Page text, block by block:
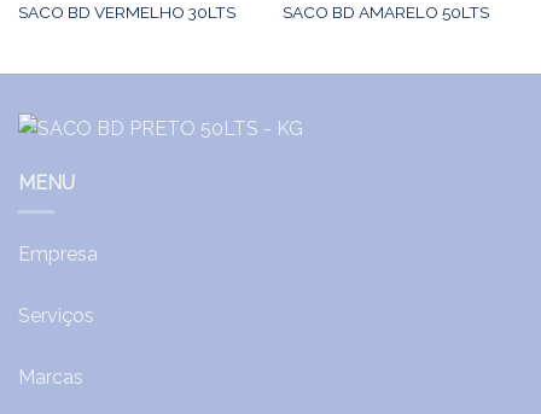
SACO BD VERMELHO 30LTS SACO BD AMARELO 50LTS
MENU
Empresa
Serviços
Marcas